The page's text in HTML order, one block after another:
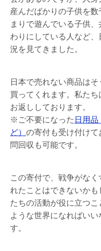
産んだばかりの子供を
まりで遊んでいる子供
わりにしている人など
況を見てきました。
日本で売れない商品は
買ってくれます。私た
お返ししております。
※ご不要になった 日用
ど） の寄付も受け付け
問回収も可能です。
この寄付で、戦争がな
れたことはできないか
たちの活動が役に立つ
ような世界になればい
す。